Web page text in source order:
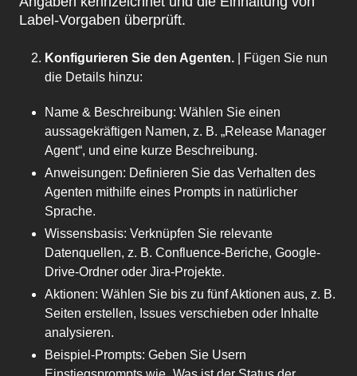
Label-Vorgaben überprüft.
Konfigurieren Sie den Agenten. | Fügen Sie nun
die Details hinzu:
Name & Beschreibung: Wählen Sie einen
aussagekräftigen Namen, z. B. „Release Manager
Agent“, und eine kurze Beschreibung.
Anweisungen: Definieren Sie das Verhalten des
Agenten mithilfe eines Prompts in natürlicher
Sprache.
Wissensbasis: Verknüpfen Sie relevante
Datenquellen, z. B. Confluence-Beriche, Google-
Drive-Ordner oder Jira-Projekte.
Aktionen: Wählen Sie bis zu fünf Aktionen aus, z. B.
Seiten erstellen, Issues verschieben oder Inhalte
analysieren.
Beispiel-Prompts: Geben Sie Usern